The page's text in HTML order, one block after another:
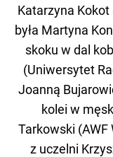
Katarzyna
była Martyna
skoku w dal
(Uniwersytet
Joanną
kolei w
Tarkowski
z uczelni